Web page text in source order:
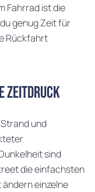
Fahrrad ist die
genug Zeit für
Rückfahrt
Zeitdruck
und
sind
die einfachsten
ändern einzelne